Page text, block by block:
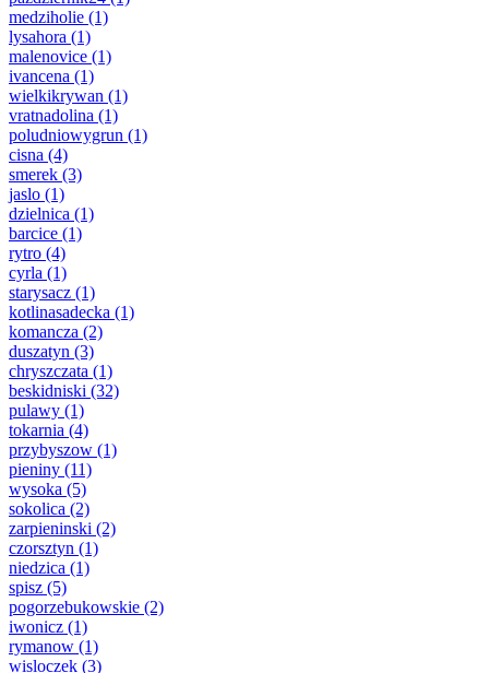
medziholie (1)
lysahora (1)
malenovice (1)
ivancena (1)
wielkikrywan (1)
vratnadolina (1)
poludniowygrun (1)
cisna (4)
smerek (3)
jaslo (1)
dzielnica (1)
barcice (1)
rytro (4)
cyrla (1)
starysacz (1)
kotlinasadecka (1)
komancza (2)
duszatyn (3)
chryszczata (1)
beskidniski (32)
pulawy (1)
tokarnia (4)
przybyszow (1)
pieniny (11)
wysoka (5)
sokolica (2)
zarpieninski (2)
czorsztyn (1)
niedzica (1)
spisz (5)
pogorzebukowskie (2)
iwonicz (1)
rymanow (1)
wisloczek (3)